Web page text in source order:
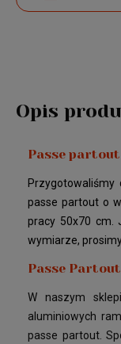
Opis
Passe
Przygotowaliśmy
passe partout o
pracy 50x70 cm.
wymiarze,
Passe Partout
W naszym
aluminiowych
passe partout.